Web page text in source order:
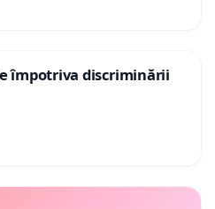
împotriva discriminării